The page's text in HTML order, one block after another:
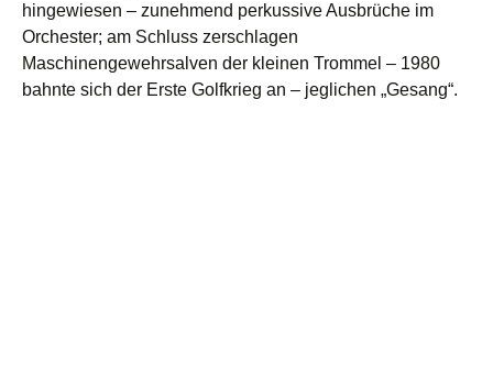
hingewiesen – zunehmend perkussive Ausbrüche im
Orchester; am Schluss zerschlagen
Maschinengewehrsalven der kleinen Trommel – 1980
bahnte sich der Erste Golfkrieg an – jeglichen „Gesang“.